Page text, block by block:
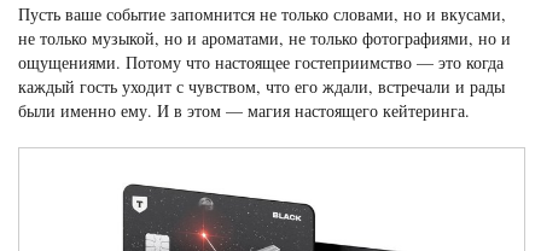
Пусть ваше событие запомнится не только словами, но и вкусами,
не только музыкой, но и ароматами, не только фотографиями, но и
ощущениями. Потому что настоящее гостеприимство — это когда
каждый гость уходит с чувством, что его ждали, встречали и рады
были именно ему. И в этом — магия настоящего кейтеринга.